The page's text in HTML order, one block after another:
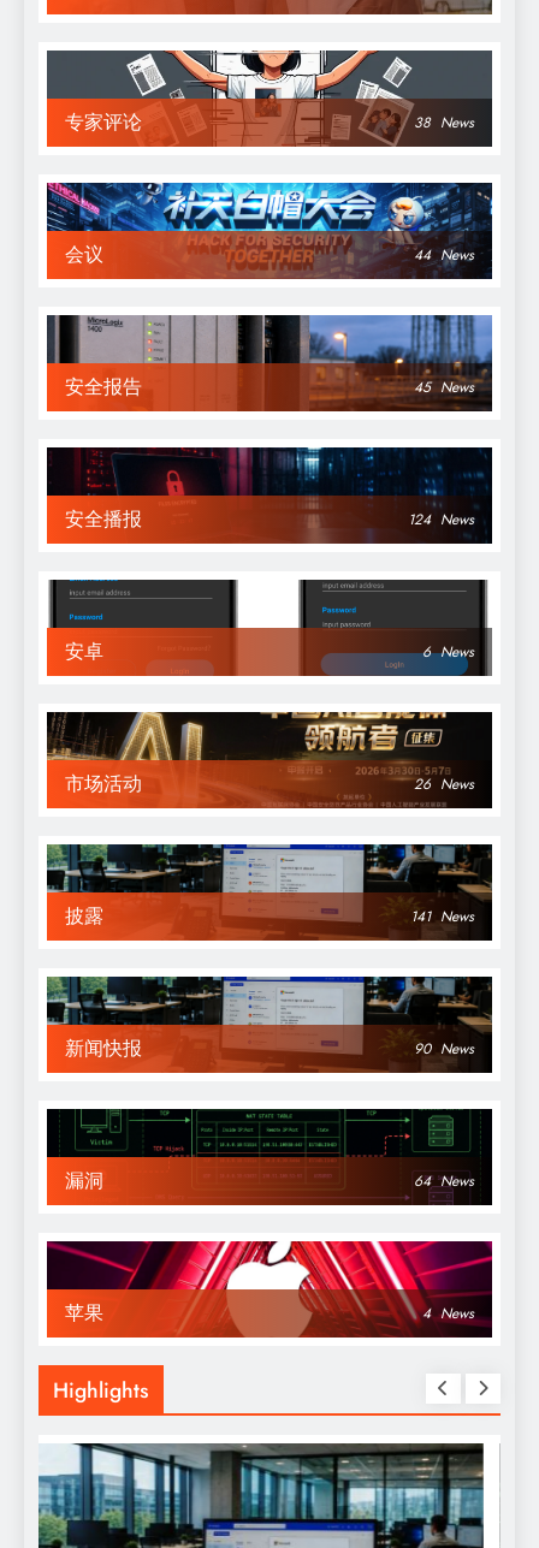
专家评论 38 News
会议 44 News
安全报告 45 News
安全播报 124 News
安卓 6 News
市场活动 26 News
披露 141 News
新闻快报 90 News
漏洞 64 News
苹果 4 News
Highlights